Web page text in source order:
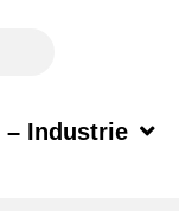
– Industrie